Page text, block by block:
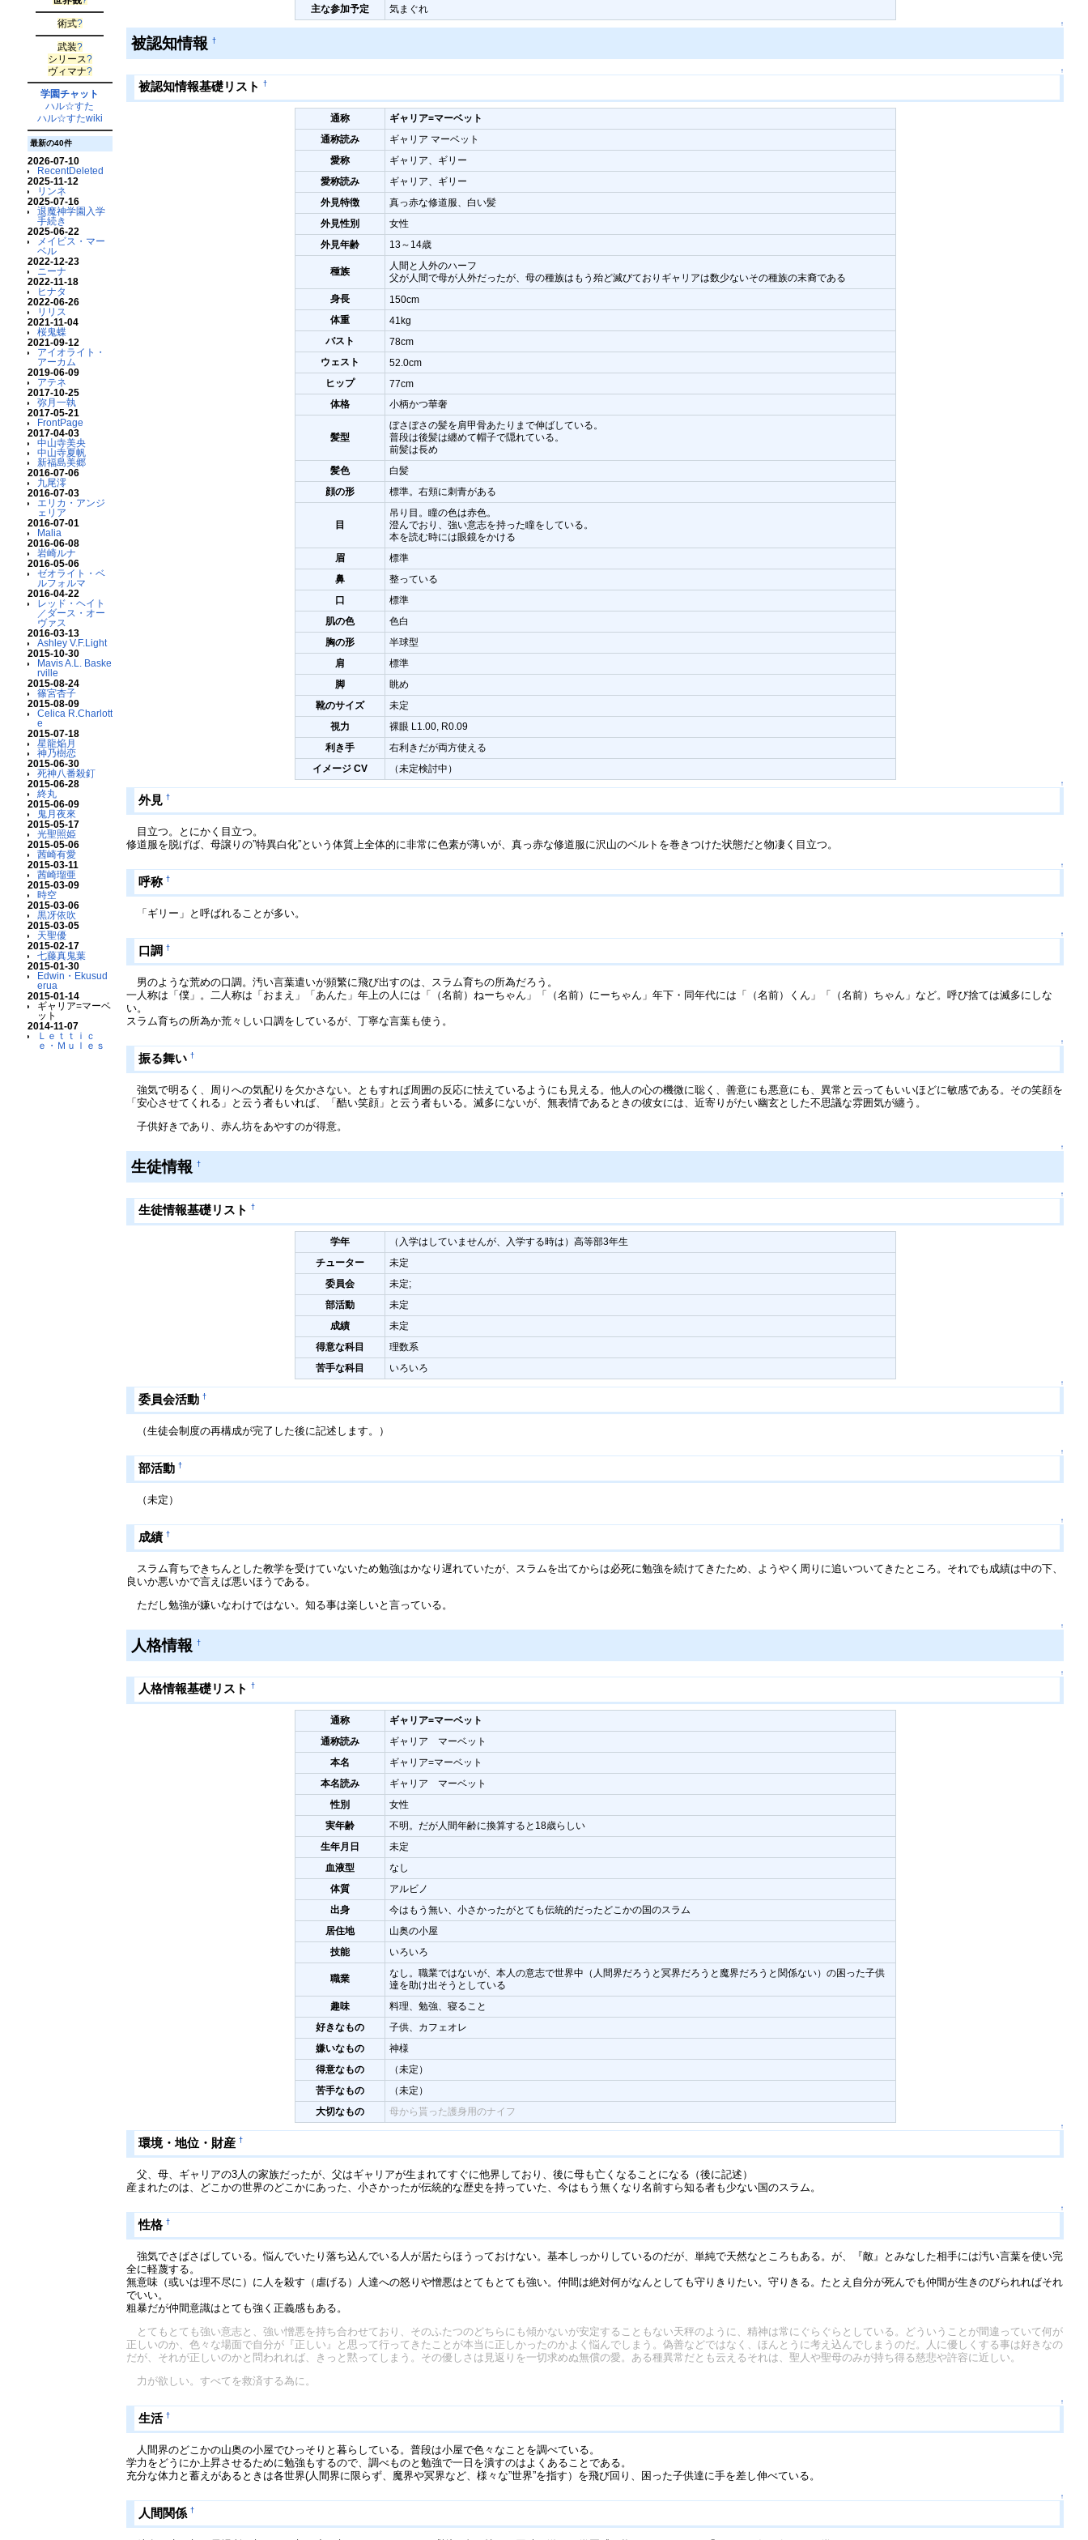
術式?
武装?
シリース?
ヴィマナ?
学園チャット
ハル☆すた
ハル☆すたwiki
最新の40件
2026-07-10
RecentDeleted
2025-11-12
リンネ
2025-07-16
退魔神学園入学
手続き
2025-06-22
メイビス・マー
ベル
2022-12-23
ニーナ
2022-11-18
ヒナタ
2022-06-26
リリス
2021-11-04
桜鬼蝶
2021-09-12
アイオライト・
アーカム
2019-06-09
アテネ
2017-10-25
弥月一執
2017-05-21
FrontPage
2017-04-03
中山寺美央
中山寺夏帆
新福島美郷
2016-07-06
九尾澪
2016-07-03
エリカ・アンジ
ェリア
2016-07-01
Malia
2016-06-08
岩崎ルナ
2016-05-06
ゼオライト・ベ
ルフォルマ
2016-04-22
レッド・ヘイト
／ダース・オー
ヴァス
2016-03-13
Ashley V.F.Light
2015-10-30
Mavis A.L. Baske
rville
2015-08-24
篠宮杏子
2015-08-09
Celica R.Charlott
e
2015-07-18
星龍焔月
神乃樹恋
2015-06-30
死神八番殺釘
2015-06-28
終丸
2015-06-09
鬼月夜來
2015-05-17
光聖照姫
2015-05-06
茜崎有愛
2015-03-11
茜崎瑠亜
2015-03-09
時空
2015-03-06
黒冴依吹
2015-03-05
天聖優
2015-02-17
七藤真鬼葉
2015-01-30
Edwin・Ekusud
erua
2015-01-14
ギャリア=マーベ
ット
2014-11-07
Ｌｅｔｔｉｃ
ｅ・Ｍｕｌｅｓ
主な参加予定 気まぐれ
↑
被認知情報†
↑
被認知情報基礎リスト †
通称
ギャリア=マーベット
通称読み
ギャリア マーベット
愛称
ギャリア、ギリー
愛称読み
ギャリア、ギリー
外見特徴
真っ赤な修道服、白い髪
外見性別
女性
外見年齢
13～14歳
種族
人間と人外のハーフ
父が人間で母が人外だったが、母の種族はもう殆ど滅びておりギャリアは数少ないその種族の末裔である
身長
150cm
体重
41kg
バスト
78cm
ウェスト
52.0cm
ヒップ
77cm
体格
小柄かつ華奢
髪型
ぼさぼさの髪を肩甲骨あたりまで伸ばしている。
普段は後髪は纏めて帽子で隠れている。
前髪は長め
髪色
白髪
顔の形
標準。右頬に刺青がある
目
吊り目。瞳の色は赤色。
澄んでおり、強い意志を持った瞳をしている。
本を読む時には眼鏡をかける
眉
標準
鼻
整っている
口
標準
肌の色
色白
胸の形
半球型
肩
標準
脚
眺め
靴のサイズ
未定
視力
裸眼 L1.00, R0.09
利き手
右利きだが両方使える
イメージ CV
（未定検討中）
↑
外見 †
目立つ。とにかく目立つ。
修道服を脱げば、母譲りの”特異白化”という体質上全体的に非常に色素が薄いが、真っ赤な修道服に沢山のベルトを巻きつけた状態だと物凄く目立つ。
↑
呼称 †
「ギリー」と呼ばれることが多い。
↑
口調 †
男のような荒めの口調。汚い言葉遣いが頻繁に飛び出すのは、スラム育ちの所為だろう。
一人称は「僕」。二人称は「おまえ」「あんた」年上の人には「（名前）ねーちゃん」「（名前）にーちゃん」年下・同年代には「（名前）くん」「（名前）ちゃん」など。呼び捨ては滅多にしな
い。
スラム育ちの所為か荒々しい口調をしているが、丁寧な言葉も使う。
↑
振る舞い †
強気で明るく、周りへの気配りを欠かさない。ともすれば周囲の反応に怯えているようにも見える。他人の心の機微に聡く、善意にも悪意にも、異常と云ってもいいほどに敏感である。その笑顔を
「安心させてくれる」と云う者もいれば、「酷い笑顔」と云う者もいる。滅多にないが、無表情であるときの彼女には、近寄りがたい幽玄とした不思議な雰囲気が纏う。
子供好きであり、赤ん坊をあやすのが得意。
↑
生徒情報†
↑
生徒情報基礎リスト †
学年
（入学はしていませんが、入学する時は）高等部3年生
チューター
未定
委員会
未定;
部活動
未定
成績
未定
得意な科目
理数系
苦手な科目
いろいろ
↑
委員会活動 †
（生徒会制度の再構成が完了した後に記述します。）
↑
部活動 †
（未定）
↑
成績 †
スラム育ちできちんとした教学を受けていないため勉強はかなり遅れていたが、スラムを出てからは必死に勉強を続けてきたため、ようやく周りに追いついてきたところ。それでも成績は中の下、
良いか悪いかで言えば悪いほうである。
ただし勉強が嫌いなわけではない。知る事は楽しいと言っている。
↑
人格情報†
↑
人格情報基礎リスト †
通称
ギャリア=マーベット
通称読み
ギャリア マーベット
本名
ギャリア=マーベット
本名読み
ギャリア マーベット
性別
女性
実年齢
不明。だが人間年齢に換算すると18歳らしい
生年月日
未定
血液型
なし
体質
アルビノ
出身
今はもう無い、小さかったがとても伝統的だったどこかの国のスラム
居住地
山奥の小屋
技能
いろいろ
職業
なし。職業ではないが、本人の意志で世界中（人間界だろうと冥界だろうと魔界だろうと関係ない）の困った子供
達を助け出そうとしている
趣味
料理、勉強、寝ること
好きなもの
子供、カフェオレ
嫌いなもの
神様
得意なもの
（未定）
苦手なもの
（未定）
大切なもの
母から貰った護身用のナイフ
↑
環境・地位・財産 †
父、母、ギャリアの3人の家族だったが、父はギャリアが生まれてすぐに他界しており、後に母も亡くなることになる（後に記述）
産まれたのは、どこかの世界のどこかにあった、小さかったが伝統的な歴史を持っていた、今はもう無くなり名前すら知る者も少ない国のスラム。
↑
性格 †
強気でさばさばしている。悩んでいたり落ち込んでいる人が居たらほうっておけない。基本しっかりしているのだが、単純で天然なところもある。が、『敵』とみなした相手には汚い言葉を使い完
全に軽蔑する。
無意味（或いは理不尽に）に人を殺す（虐げる）人達への怒りや憎悪はとてもとても強い。仲間は絶対何がなんとしても守りきりたい。守りきる。たとえ自分が死んでも仲間が生きのびられればそれ
でいい。
粗暴だが仲間意識はとても強く正義感もある。
とてもとても強い意志と、強い憎悪を持ち合わせており、そのふたつのどちらにも傾かないが安定することもない天秤のように、精神は常にぐらぐらとしている。どういうことが間違っていて何が
正しいのか、色々な場面で自分が『正しい』と思って行ってきたことが本当に正しかったのかよく悩んでしまう。偽善などではなく、ほんとうに考え込んでしまうのだ。人に優しくする事は好きなの
だが、それが正しいのかと問われれば、きっと黙ってしまう。その優しさは見返りを一切求めぬ無償の愛。ある種異常だとも云えるそれは、聖人や聖母のみが持ち得る慈悲や許容に近しい。
力が欲しい。すべてを救済する為に。
↑
生活 †
人間界のどこかの山奥の小屋でひっそりと暮らしている。普段は小屋で色々なことを調べている。
学力をどうにか上昇させるために勉強もするので、調べものと勉強で一日を潰すのはよくあることである。
充分な体力と蓄えがあるときは各世界(人間界に限らず、魔界や冥界など、様々な”世界”を指す）を飛び回り、困った子供達に手を差し伸べている。
↑
人間関係 †